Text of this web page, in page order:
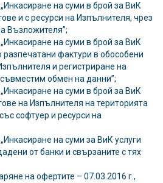
на суми в брой за ВиК
и с ресурси на Изпълнителя, чрез
Възложителя”;
на суми в брой за ВиК
разпечатани фактури в обособени
и регистриране на
обмен на данни”;
на суми в брой за ВиК
на Изпълнителя на територията
софтуер и ресурси на
на суми за ВиК услуги
от банки и свързаните с тях
на офертите – 07.03.2016 г.,